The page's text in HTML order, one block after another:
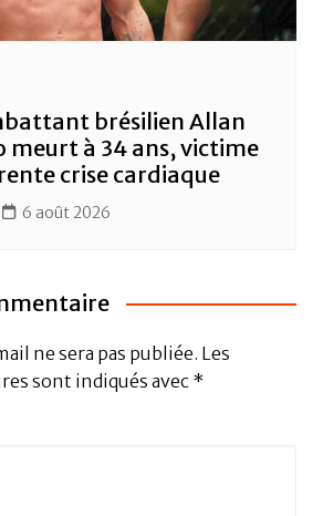
brésilien Allan
meurt à 34 ans, victime
crise cardiaque
6 août 2026
ne sera pas publiée. Les
sont indiqués avec *